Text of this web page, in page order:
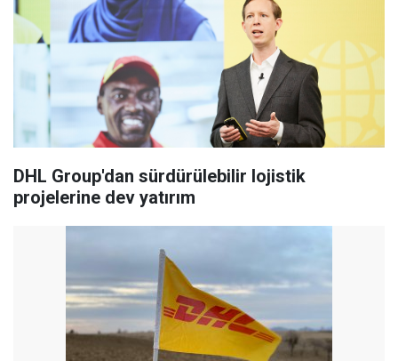
DHL Group'dan sürdürülebilir lojistik
projelerine dev yatırım